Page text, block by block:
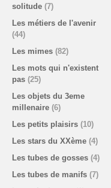
solitude (7)
Les métiers de l'avenir
(44)
Les mimes (82)
Les mots qui n'existent
pas (25)
Les objets du 3eme
millenaire (6)
Les petits plaisirs (10)
Les stars du XXème (4)
Les tubes de gosses (4)
Les tubes de manifs (7)